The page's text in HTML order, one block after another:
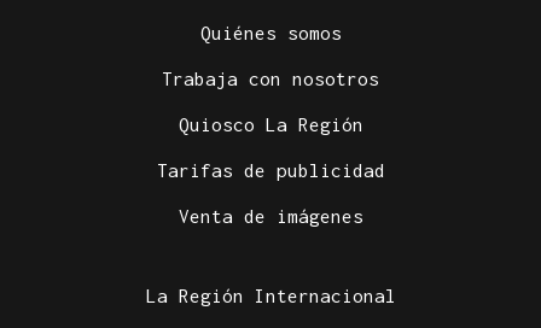
Quiénes somos
Trabaja con nosotros
Quiosco La Región
Tarifas de publicidad
Venta de imágenes
La Región Internacional